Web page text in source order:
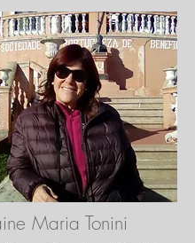
Maria Tonini